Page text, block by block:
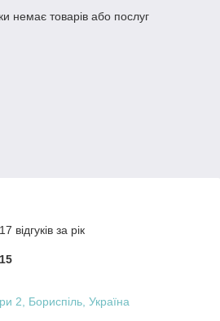
немає товарів або послуг
відгуків за рік
2, Бориспіль, Україна